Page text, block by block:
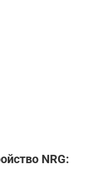
NRG: